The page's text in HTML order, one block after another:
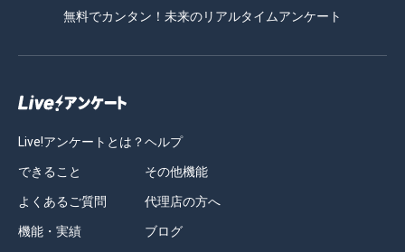
無料でカンタン！未来のリアルタイムアンケート
Live!アンケートとは？
できること
よくあるご質問
機能・実績
ヘルプ
その他機能
代理店の方へ
ブログ